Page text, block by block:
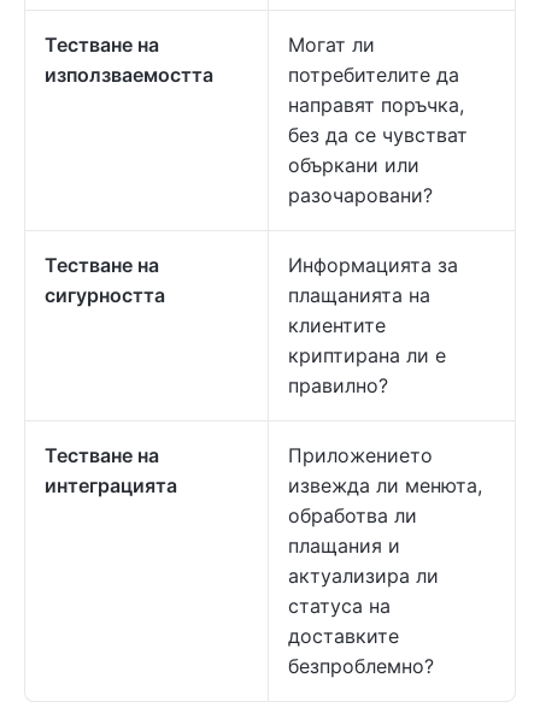
Тестване на
използваемостта
Могат ли
потребителите да
направят поръчка,
без да се чувстват
объркани или
разочаровани?
Тестване на
сигурността
Информацията за
плащанията на
клиентите
криптирана ли е
правилно?
Тестване на
интеграцията
Приложението
извежда ли менюта,
обработва ли
плащания и
актуализира ли
статуса на
доставките
безпроблемно?